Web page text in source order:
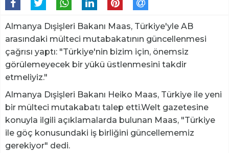
Almanya Dışişleri Bakanı Maas, Türkiye'yle AB
arasındaki mülteci mutabakatının güncellenmesi
çağrısı yaptı: "Türkiye'nin bizim için, önemsiz
görülemeyecek bir yükü üstlenmesini takdir
etmeliyiz."
Almanya Dışişleri Bakanı Heiko Maas, Türkiye ile yeni
bir mülteci mutakabatı talep etti.Welt gazetesine
konuyla ilgili açıklamalarda bulunan Maas, "Türkiye
ile göç konusundaki iş birliğini güncellememiz
gerekiyor" dedi.